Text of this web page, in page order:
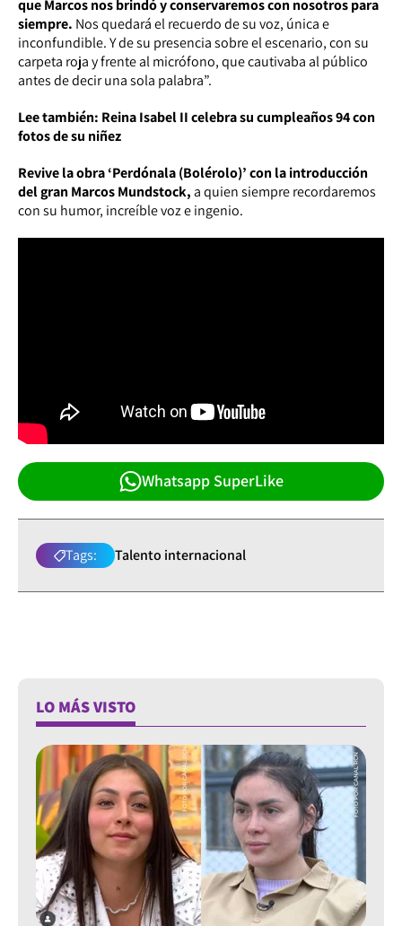
que Marcos nos brindó y conservaremos con nosotros para
siempre. Nos quedará el recuerdo de su voz, única e
inconfundible. Y de su presencia sobre el escenario, con su
carpeta roja y frente al micrófono, que cautivaba al público
antes de decir una sola palabra”.
Lee también: Reina Isabel II celebra su cumpleaños 94 con
fotos de su niñez
Revive la obra ‘Perdónala (Bolérolo)’ con la introducción
del gran Marcos Mundstock, a quien siempre recordaremos
con su humor, increíble voz e ingenio.
Whatsapp SuperLike
Tags: Talento internacional
LO MÁS VISTO